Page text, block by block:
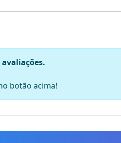
botão acima!